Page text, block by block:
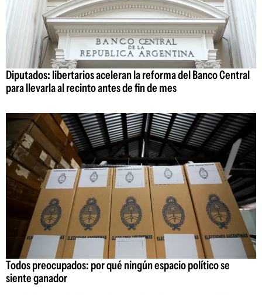
Diputados: libertarios aceleran la reforma del Banco Central
para llevarla al recinto antes de fin de mes
Todos preocupados: por qué ningún espacio político se
siente ganador